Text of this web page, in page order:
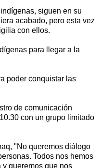
siguen en su
acabado, pero esta vez
con ellos.
para llegar a la
poder conquistar las
de comunicación
con un grupo limitado
"No queremos diálogo
Todos nos hemos
queremos que nos